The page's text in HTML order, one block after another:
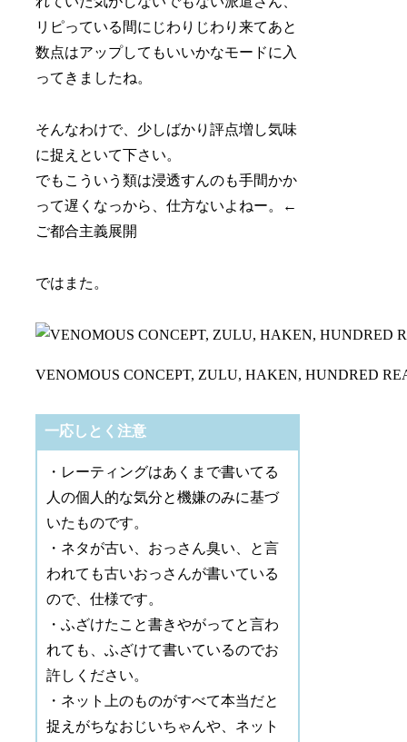
リピっている間にじわりじわり来てあと
数点はアップしてもいいかなモードに入
ってきましたね。
そんなわけで、少しばかり評点増し気味
に捉えといて下さい。
でもこういう類は浸透すんのも手間かか
って遅くなっから、仕方ないよねー。←
ご都合主義展開
ではまた。
VENOMOUS CONCEPT, ZULU, HAKEN, HUNDRED
一応しとく注意
・レーティングはあくまで書いてる
人の個人的な気分と機嫌のみに基づ
いたものです。
・ネタが古い、おっさん臭い、と言
われても古いおっさんが書いている
ので、仕様です。
・ふざけたこと書きやがってと言わ
れても、ふざけて書いているのでお
許しください。
・ネット上のものがすべて本当だと
捉えがちなおじいちゃんや、ネット